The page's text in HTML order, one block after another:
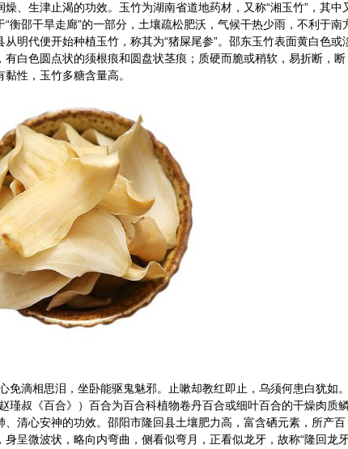
、生津止渴的功效。玉竹为湖南省道地药材，又称“湘玉竹”，其中
衡邵干旱走廊”的一部分，土壤疏松肥沃，气候干热少雨，不利于南
明代便开始种植玉竹，称其为“猪屎尾参”。邵东玉竹表面黄白色或
白色圆点状的须根痕和圆盘状茎痕；质硬而脆或稍软，易折断，断
性，玉竹多糖含量高。
免滴相思泪，坐卧能驱鬼魅邪。止嗽却教红即止，乌须何患白犹如
瑾叔《百合》）百合为百合科植物卷丹百合或细叶百合的干燥肉质
清心安神的功效。邵阳市隆回县土壤肥力高，富含硒元素，所产百
呈微波状，略向内弯曲，侧看似弯月，正看似龙牙，故称“隆回龙